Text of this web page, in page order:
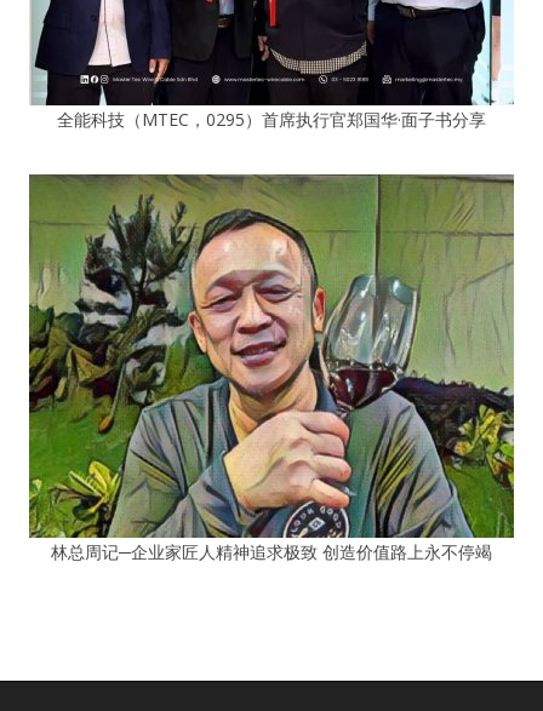
全能科技（MTEC，0295）首席执行官郑国华·面子书分享
林总周记─企业家匠人精神追求极致 创造价值路上永不停竭